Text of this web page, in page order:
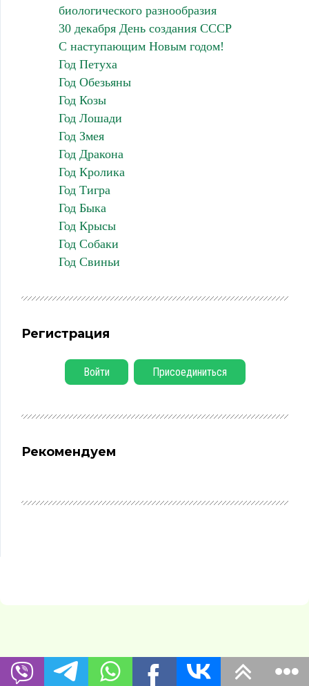
биологического разнообразия
30 декабря День создания СССР
С наступающим Новым годом!
Год Петуха
Год Обезьяны
Год Козы
Год Лошади
Год Змея
Год Дракона
Год Кролика
Год Тигра
Год Быка
Год Крысы
Год Собаки
Год Свиньи
Регистрация
Войти Присоединиться
Рекомендуем